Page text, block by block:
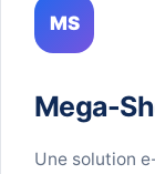
MS
Mega-
Une solution